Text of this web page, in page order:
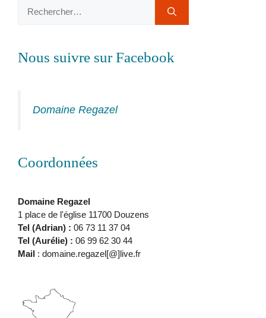
Nous suivre sur Facebook
Domaine Regazel
Coordonnées
Domaine Regazel
1 place de l'église 11700 Douzens
Tel (Adrian) : 06 73 11 37 04
Tel (Aurélie) : 06 99 62 30 44
Mail : domaine.regazel[@]live.fr